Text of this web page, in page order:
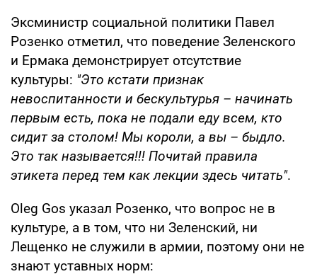
Эксминистр социальной политики Павел
Розенко отметил, что поведение Зеленского
и Ермака демонстрирует отсутствие
культуры: "Это кстати признак
невоспитанности и бескультурья – начинать
первым есть, пока не подали еду всем, кто
сидит за столом! Мы короли, а вы – быдло.
Это так называется!!! Почитай правила
этикета перед тем как лекции здесь читать".
Oleg Gos указал Розенко, что вопрос не в
культуре, а в том, что ни Зеленский, ни
Лещенко не служили в армии, поэтому они не
знают уставных норм: